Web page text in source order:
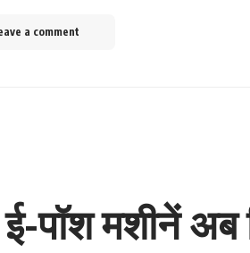
a comment
पॉश मशीनें अब